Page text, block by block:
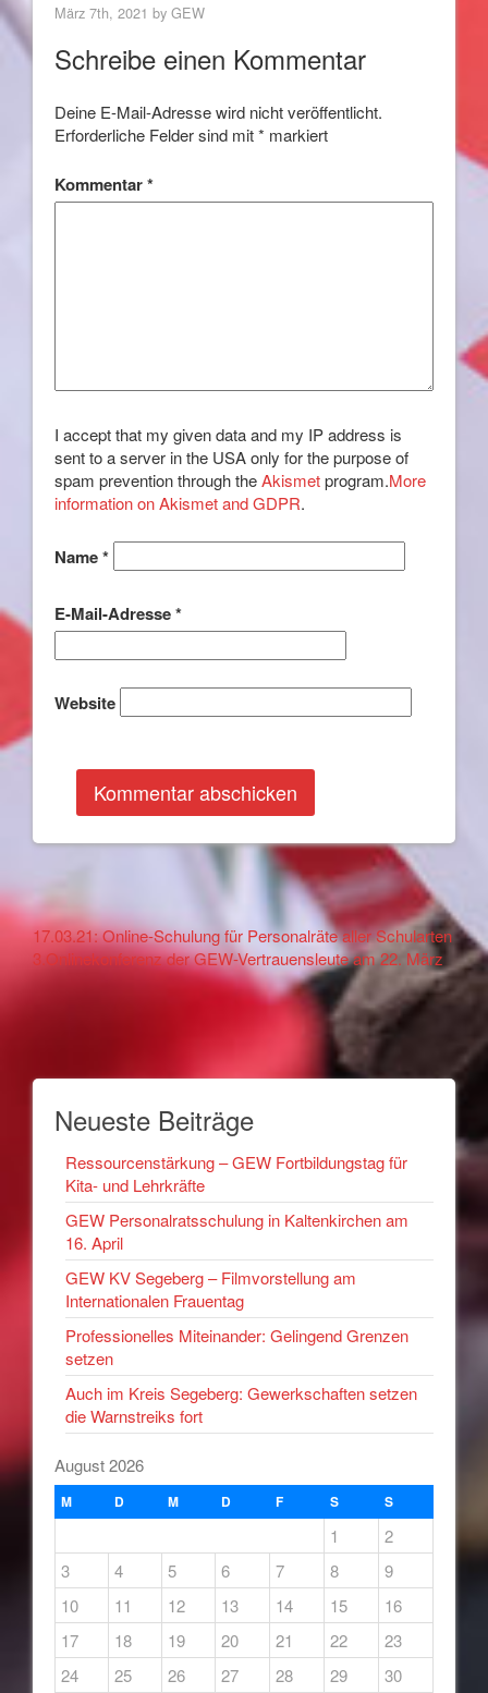
März 7th, 2021 by GEW
Schreibe einen Kommentar
Deine E-Mail-Adresse wird nicht veröffentlicht.
Erforderliche Felder sind mit* markiert
Kommentar*
I accept that my given data and my IP address is
sent to a server in the USA only for the purpose of
spam prevention through theAkismetprogram.More
information on Akismet and GDPR.
Name*
E-Mail-Adresse*
Website
Other
Articles
17.03.21: Online-Schulung für Personalräte aller Schularten
3.Onlinekonferenz der GEW-Vertrauensleute am 22. März
Neueste Beiträge
Ressourcenstärkung – GEW Fortbildungstag für
Kita- und Lehrkräfte
GEW Personalratsschulung in Kaltenkirchen am
16. April
GEW KV Segeberg – Filmvorstellung am
Internationalen Frauentag
Professionelles Miteinander: Gelingend Grenzen
setzen
Auch im Kreis Segeberg: Gewerkschaften setzen
die Warnstreiks fort
August 2026
M D M D F S S
1
2
3
4 5 6 7 8
9
10
11 12 13 14 15
16
17
18 19 20 21 22
23
24
25 26 27 28 29 30